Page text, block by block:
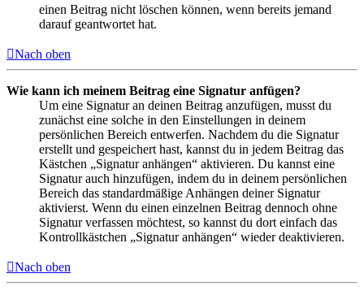
einen Beitrag nicht löschen können, wenn bereits jemand
darauf geantwortet hat.
Nach oben
Wie kann ich meinem Beitrag eine Signatur anfügen?
Um eine Signatur an deinen Beitrag anzufügen, musst du
zunächst eine solche in den Einstellungen in deinem
persönlichen Bereich entwerfen. Nachdem du die Signatur
erstellt und gespeichert hast, kannst du in jedem Beitrag das
Kästchen „Signatur anhängen“ aktivieren. Du kannst eine
Signatur auch hinzufügen, indem du in deinem persönlichen
Bereich das standardmäßige Anhängen deiner Signatur
aktivierst. Wenn du einen einzelnen Beitrag dennoch ohne
Signatur verfassen möchtest, so kannst du dort einfach das
Kontrollkästchen „Signatur anhängen“ wieder deaktivieren.
Nach oben